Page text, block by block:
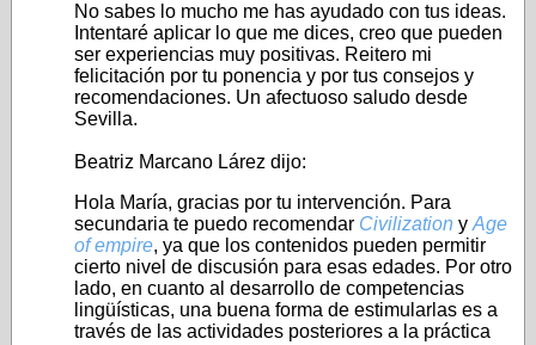
No sabes lo mucho me has ayudado con tus ideas.
Intentaré aplicar lo que me dices, creo que pueden
ser experiencias muy positivas. Reitero mi
felicitación por tu ponencia y por tus consejos y
recomendaciones. Un afectuoso saludo desde
Sevilla.
Beatriz Marcano Lárez dijo:
Hola María, gracias por tu intervención. Para
secundaria te puedo recomendar Civilization y Age
of empire, ya que los contenidos pueden permitir
cierto nivel de discusión para esas edades. Por otro
lado, en cuanto al desarrollo de competencias
lingüísticas, una buena forma de estimularlas es a
través de las actividades posteriores a la práctica